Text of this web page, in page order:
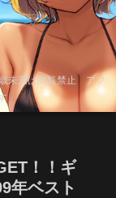
未満は閲覧禁止 アフ
！！ギ
年ベスト